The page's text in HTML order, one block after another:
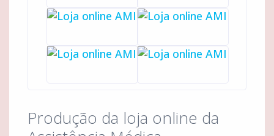
Produção da loja online da